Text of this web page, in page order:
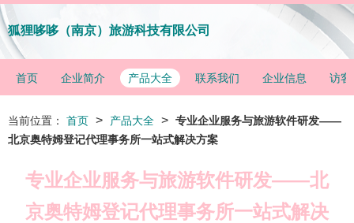
狐狸哆哆（南京）旅游科技有限公司
首页 企业简介 产品大全 联系我们 企业信息 访客
当前位置： 首页 > 产品大全 > 专业企业服务与旅游软件研发——
北京奥特姆登记代理事务所一站式解决方案
专业企业服务与旅游软件研发——北
京奥特姆登记代理事务所一站式解决